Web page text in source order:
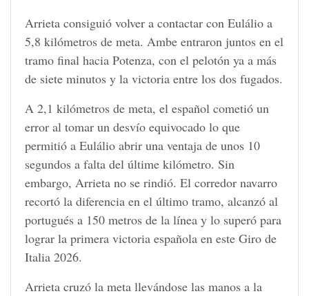
Arrieta consiguió volver a contactar con Eulálio a
5,8 kilómetros de meta. Ambe entraron juntos en el
tramo final hacia Potenza, con el pelotón ya a más
de siete minutos y la victoria entre los dos fugados.
A 2,1 kilómetros de meta, el español cometió un
error al tomar un desvío equivocado lo que
permitió a Eulálio abrir una ventaja de unos 10
segundos a falta del últime kilómetro. Sin
embargo, Arrieta no se rindió. El corredor navarro
recortó la diferencia en el último tramo, alcanzó al
portugués a 150 metros de la línea y lo superó para
lograr la primera victoria española en este Giro de
Italia 2026.
Arrieta cruzó la meta llevándose las manos a la